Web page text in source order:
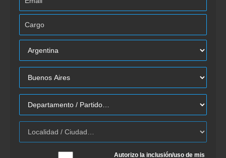
Autorizo la inclusión/uso de mis